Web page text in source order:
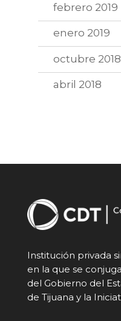
febrero 2019
enero 2019
octubre 2018
abril 2018
Institución privada
en la que se
del Gobierno del
de Tijuana y la